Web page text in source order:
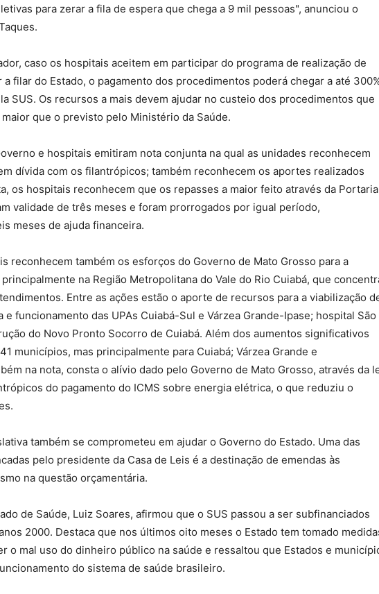
para zerar a fila de espera que chega a 9 mil pessoas", anunciou o
caso os hospitais aceitem em participar do programa de realização de
filar do Estado, o pagamento dos procedimentos poderá chegar a até
SUS. Os recursos a mais devem ajudar no custeio dos procedimentos que
que o previsto pelo Ministério da Saúde.
e hospitais emitiram nota conjunta na qual as unidades reconhecem
dívida com os filantrópicos; também reconhecem os aportes realizados
os hospitais reconhecem que os repasses a maior feito através da Portaria
validade de três meses e foram prorrogados por igual período,
meses de ajuda financeira.
reconhecem também os esforços do Governo de Mato Grosso para a
na Região Metropolitana do Vale do Rio Cuiabá, que
Entre as ações estão o aporte de recursos para a viabilização
e funcionamento das UPAs Cuiabá-Sul e Várzea Grande-Ipase; hospital São
do Novo Pronto Socorro de Cuiabá. Além dos aumentos significativos
municípios, mas principalmente para Cuiabá; Várzea Grande e
na nota, consta o alívio dado pelo Governo de Mato Grosso, através da
do pagamento do ICMS sobre energia elétrica, o que reduziu o
também se comprometeu em ajudar o Governo do Estado. Uma das
pelo presidente da Casa de Leis é a destinação de emendas às
na questão orçamentária.
de Saúde, Luiz Soares, afirmou que o SUS passou a ser subfinanciados
2000. Destaca que nos últimos oito meses o Estado tem tomado
o mal uso do dinheiro público na saúde e ressaltou que Estados e
do sistema de saúde brasileiro.